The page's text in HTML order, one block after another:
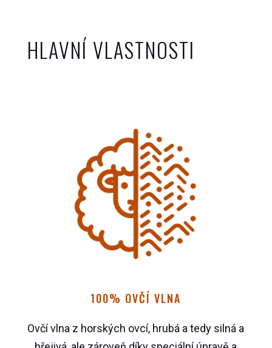
HLAVNÍ VLASTNOSTI
100% OVČÍ VLNA
Ovčí vlna z horských ovcí, hrubá a tedy silná a